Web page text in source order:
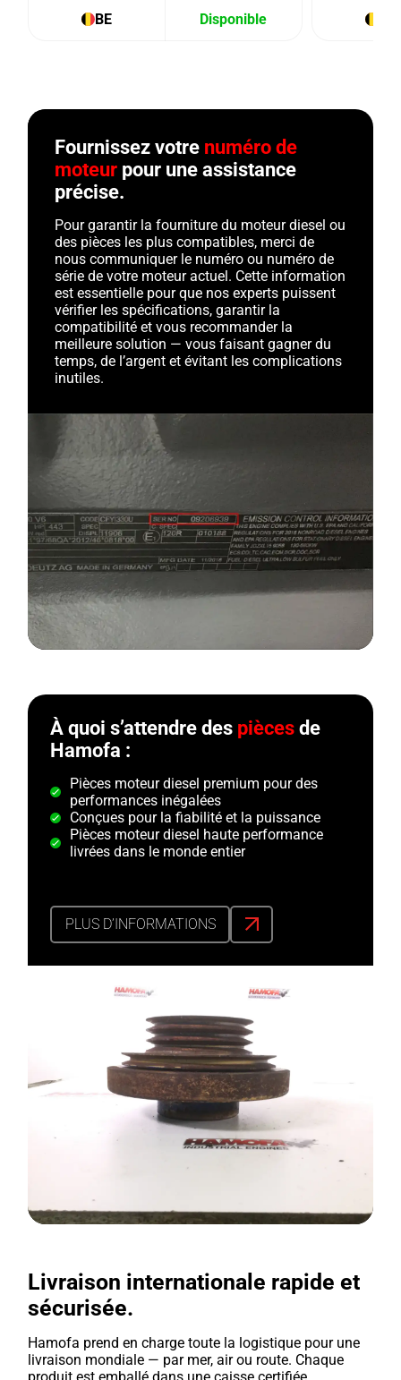
BE Disponible
Fournissez votre numéro de
moteur pour une assistance
précise.
Pour garantir la fourniture du moteur diesel ou
des pièces les plus compatibles, merci de
nous communiquer le numéro ou numéro de
série de votre moteur actuel. Cette information
est essentielle pour que nos experts puissent
vérifier les spécifications, garantir la
compatibilité et vous recommander la
meilleure solution — vous faisant gagner du
temps, de l’argent et évitant les complications
inutiles.
À quoi s’attendre des piècesde
Hamofa :
Pièces moteur diesel premium pour des
performances inégalées
Conçues pour la fiabilité et la puissance
Pièces moteur diesel haute performance
livrées dans le monde entier
PLUS D’INFORMATIONS
Livraison internationale rapide et
sécurisée.
Hamofa prend en charge toute la logistique pour une
livraison mondiale — par mer, air ou route. Chaque